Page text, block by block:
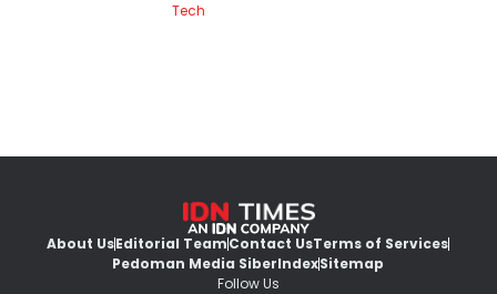
Tech
About UsEditorial TeamContact UsTerms of Services
Pedoman Media SiberIndexSitemap
Follow Us